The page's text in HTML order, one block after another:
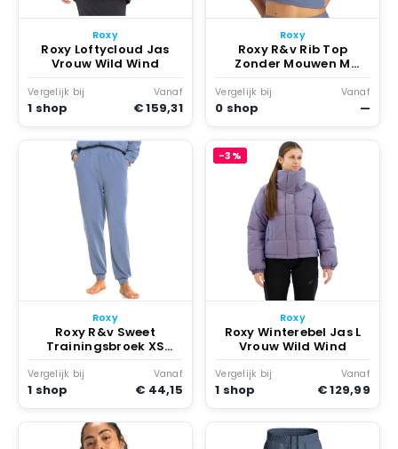
Roxy
Roxy Loftycloud Jas
Vrouw Wild Wind
Vergelijk bij
1 shop
Vanaf
€ 159,31
Roxy
Roxy R&v Rib Top
Zonder Mouwen M
Vrouw Wild Wind
Vergelijk bij
0 shop
Vanaf
—
Roxy
Roxy R&v Sweet
Trainingsbroek XS
Vrouw Wild Wind
Vergelijk bij
1 shop
Vanaf
€ 44,15
-3%
Roxy
Roxy Winterebel Jas L
Vrouw Wild Wind
Vergelijk bij
1 shop
Vanaf
€ 129,99